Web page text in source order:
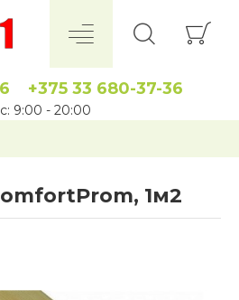
+375 33 680-37-36
9:00 - 20:00
1м2